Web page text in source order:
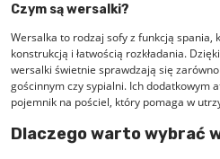
Czym są wersalki?
Wersalka to rodzaj sofy z funkcją spania,
konstrukcją i łatwością rozkładania.
wersalki świetnie sprawdzają się
gościnnym czy sypialni. Ich dodatkowym
pojemnik na pościel, który pomaga w
Dlaczego warto wybrać